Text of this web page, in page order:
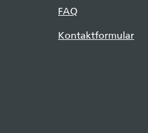
FAQ
Kontaktformular